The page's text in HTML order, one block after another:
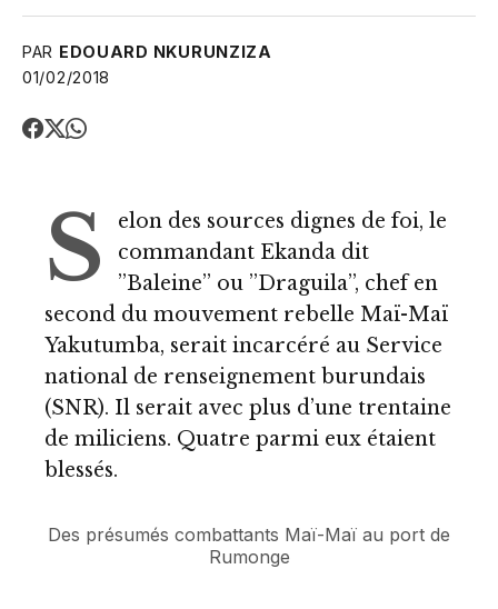
PAR EDOUARD NKURUNZIZA
01/02/2018
S
elon des sources dignes de foi, le
commandant Ekanda dit
’’Baleine’’ ou ’’Draguila’’, chef en
second du mouvement rebelle Maï-Maï
Yakutumba, serait incarcéré au Service
national de renseignement burundais
(SNR). Il serait avec plus d’une trentaine
de miliciens. Quatre parmi eux étaient
blessés.
Des présumés combattants Maï-Maï au port de
Rumonge